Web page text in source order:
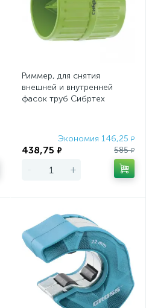
Риммер, для снятия
внешней и внутренней
фасок труб Сибртех
Экономия 146,25 ₽
438,75 ₽ 585₽
- +